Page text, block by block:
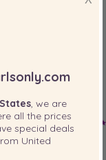
, we are
all the prices
special deals
United